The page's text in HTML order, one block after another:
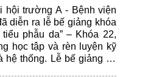
hội trường A - Bệnh viện
diễn ra lễ bế giảng khóa
phẫu da” – Khóa 22,
học tập và rèn luyện kỹ
hệ thống. Lễ bế giảng có